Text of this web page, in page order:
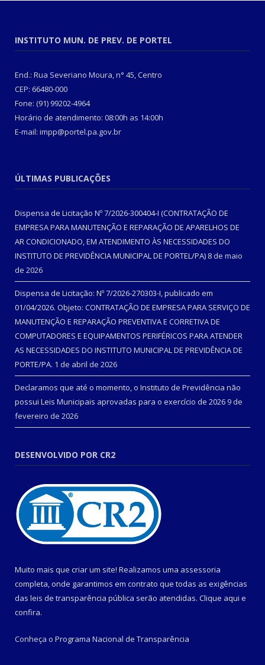
INSTITUTO MUN. DE PREV. DE PORTEL
End.: Rua Severiano Moura, n° 45, Centro
CEP: 66480-000
Fone: (91) 99202-4964
Horário de atendimento: 08:00h as 14:00h
E-mail: impp@portel.pa.gov.br
ÚLTIMAS PUBLICAÇÕES
Dispensa de Licitação Nº 7/2026-300404-I (CONTRATAÇÃO DE
EMPRESA PARA MANUTENÇÃO E REPARAÇÃO DE APARELHOS DE
AR CONDICIONADO, EM ATENDIMENTO ÀS NECESSIDADES DO
INSTITUTO DE PREVIDÊNCIA MUNICIPAL DE PORTEL/PA) 8 de maio
de 2026
Dispensa de Licitação: Nº 7/2026-270303-I, publicado em
01/04/2026. Objeto: CONTRATAÇÃO DE EMPRESA PARA SERVIÇO DE
MANUTENÇÃO E REPARAÇÃO PREVENTIVA E CORRETIVA DE
COMPUTADORES E EQUIPAMENTOS PERIFÉRICOS PARA ATENDER
AS NECESSIDADES DO INSTITUTO MUNICIPAL DE PREVIDÊNCIA DE
PORTE/PA. 1 de abril de 2026
Declaramos que até o momento, o Instituto de Previdência não
possui Leis Municipais aprovadas para o exercício de 2026 9 de
fevereiro de 2026
DESENVOLVIDO POR CR2
Muito mais que criar um site! Realizamos uma assessoria
completa, onde garantimos em contrato que todas as exigências
das leis de transparência pública serão atendidas. Clique aqui e
confira.
Conheça o Programa Nacional de Transparência